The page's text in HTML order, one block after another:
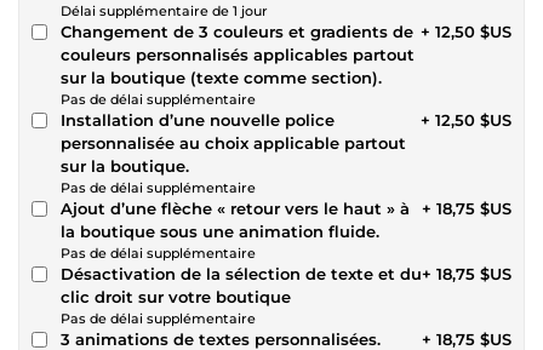
Délai supplémentaire de 1 jour
Changement de 3 couleurs et gradients de
couleurs personnalisés applicables partout
sur la boutique (texte comme section).
Pas de délai supplémentaire
+ 12,50 $US
Installation d’une nouvelle police
personnalisée au choix applicable partout
sur la boutique.
Pas de délai supplémentaire
+ 12,50 $US
Ajout d’une flèche « retour vers le haut » à
la boutique sous une animation fluide.
Pas de délai supplémentaire
+ 18,75 $US
Désactivation de la sélection de texte et du
clic droit sur votre boutique
Pas de délai supplémentaire
+ 18,75 $US
3 animations de textes personnalisées. + 18,75 $US